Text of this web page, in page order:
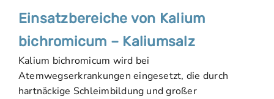
Einsatzbereiche von Kalium
bichromicum – Kaliumsalz
Kalium bichromicum wird bei
Atemwegserkrankungen eingesetzt, die durch
hartnäckige Schleimbildung und großer